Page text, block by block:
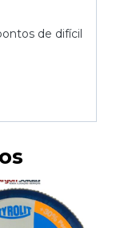
de difícil